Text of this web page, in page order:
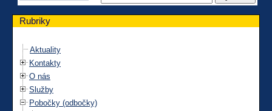
Rubriky
Aktuality
Kontakty
O nás
Služby
Pobočky (odbočky)